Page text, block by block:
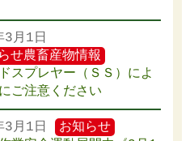
月1日
せ農畜産物情報
スプレヤー（ＳＳ）によ
ご注意ください
月1日
お知らせ